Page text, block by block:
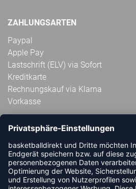
ZAHLUNGSARTEN
Paypal
Apple Pay
Lastschrift (ELV) via Sofort
Kreditkarte
Rechnungskauf via Klarna
Vorkasse
ABONNIERE JETZT DEN
HANDBALLDIREKT-NEWSLETTER
NEUIGKEIT ODER AKTION MEHR.
JETZT